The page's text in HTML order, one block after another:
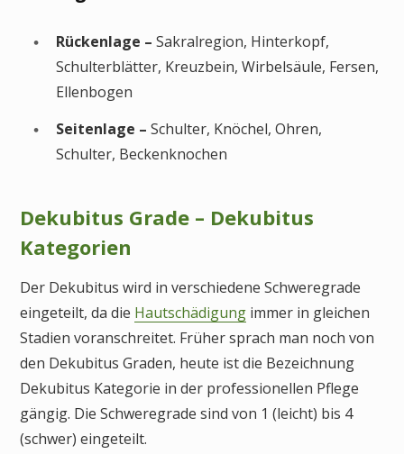
Rückenlage – Sakralregion, Hinterkopf,
Schulterblätter, Kreuzbein, Wirbelsäule, Fersen,
Ellenbogen
Seitenlage – Schulter, Knöchel, Ohren,
Schulter, Beckenknochen
Dekubitus Grade – Dekubitus
Kategorien
Der Dekubitus wird in verschiedene Schweregrade
eingeteilt, da die Hautschädigung immer in gleichen
Stadien voranschreitet. Früher sprach man noch von
den Dekubitus Graden, heute ist die Bezeichnung
Dekubitus Kategorie in der professionellen Pflege
gängig. Die Schweregrade sind von 1 (leicht) bis 4
(schwer) eingeteilt.